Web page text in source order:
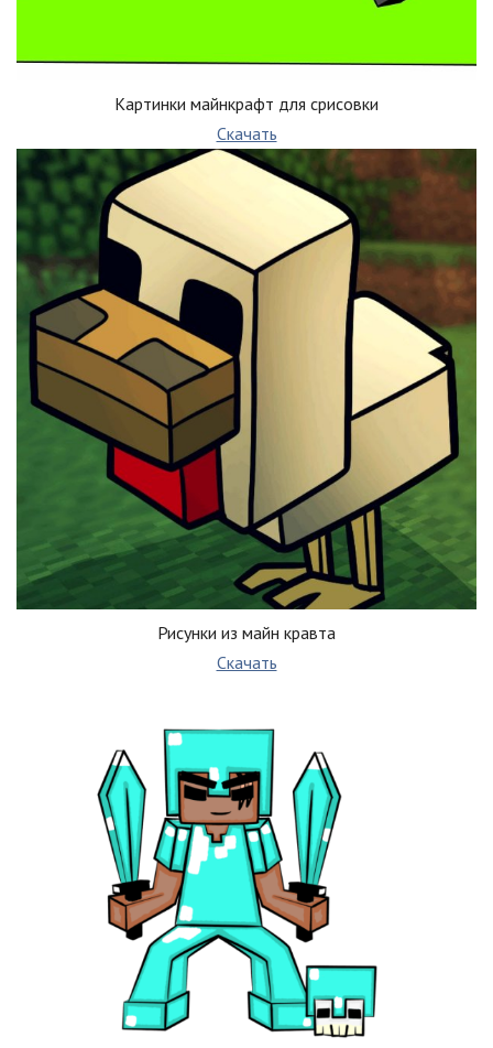
Картинки майнкрафт для срисовки
Скачать
Рисунки из майн кравта
Скачать